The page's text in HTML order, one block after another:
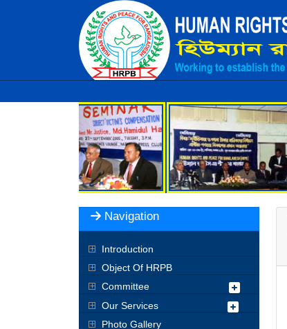
Navigation
Introduction
Object Of HRPB
Committee
Our Services
Photo Gallery